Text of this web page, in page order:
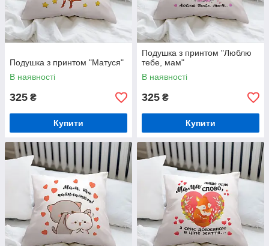
Подушка з принтом "Матуся"
В наявності
325 ₴
Купити
Подушка з принтом "Люблю
тебе, мам"
В наявності
325 ₴
Купити